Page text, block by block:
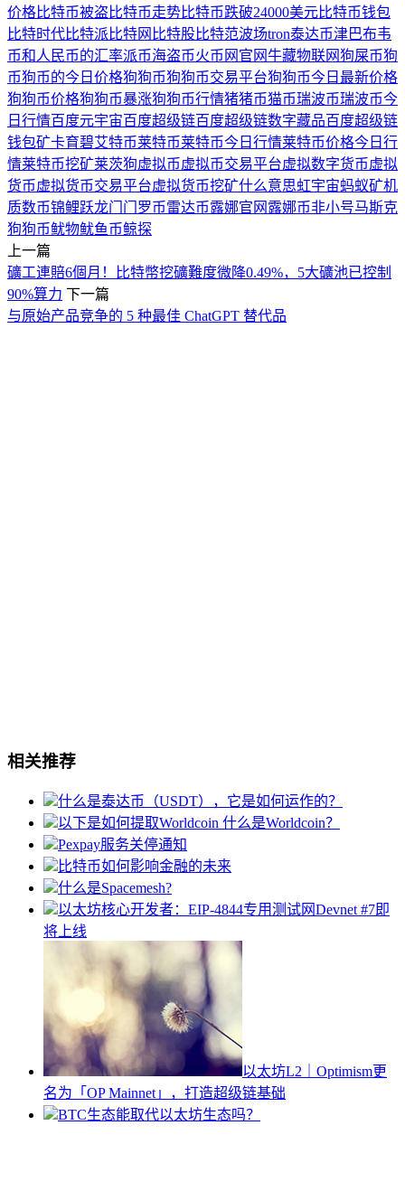
价格比特币被盗 比特币走势比特币跌破24000美元比特币钱包
比特时代比特派 比特网 比特股比特范波场tron泰达币津巴布韦
币和人民币的汇率派币海盗币火币网官网牛藏物联网狗屎币狗
币狗币的今日价格狗狗币狗狗币交易平台狗狗币今日最新价格
狗狗币价格狗狗币暴涨狗狗币行情猪猪币猫币瑞波币瑞波币今
日行情百度元宇宙百度超级链百度超级链数字藏品百度超级链
钱包矿卡育碧艾特币莱特币莱特币今日行情莱特币价格今日行
情莱特币挖矿莱茨狗虚拟币虚拟币交易平台虚拟数字货币虚拟
货币虚拟货币交易平台虚拟货币挖矿什么意思虹宇宙蚂蚁矿机
质数币锦鲤跃龙门 门罗币雷达币露娜官网 露娜币非小号马斯克
狗狗币鱿物鱿鱼币鲸探
上一篇
礦工連賠6個月！比特幣挖礦難度微降0.49%，5大礦池已控制
90%算力
下一篇
与原始产品竞争的 5 种最佳 ChatGPT 替代品
相关推荐
什么是泰达币（USDT），它是如何运作的？
以下是如何提取Worldcoin 什么是Worldcoin？
Pexpay服务关停通知
比特币如何影响金融的未来
什么是Spacemesh?
以太坊核心开发者：EIP-4844专用测试网Devnet #7即
将上线
以太坊L2｜Optimism更
名为「OP Mainnet」，打造超级链基础
BTC生态能取代以太坊生态吗？